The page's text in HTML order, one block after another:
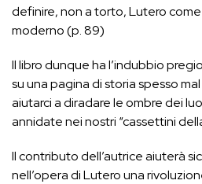
definire, non a torto, Lutero
moderno (p. 89)
Il libro dunque ha l’indubbio
su una pagina di storia spesso
aiutarci a diradare le ombre dei
annidate nei nostri “cassettini
Il contributo dell’autrice aiuterà
nell’opera di Lutero una